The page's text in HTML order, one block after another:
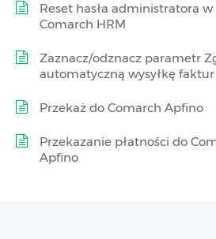
Reset hasła administratora w
Comarch HRM
Zaznacz/odznacz parametr
automatyczną wysyłkę faktur
Przekaż do Comarch Apfino
Przekazanie płatności do
Apfino